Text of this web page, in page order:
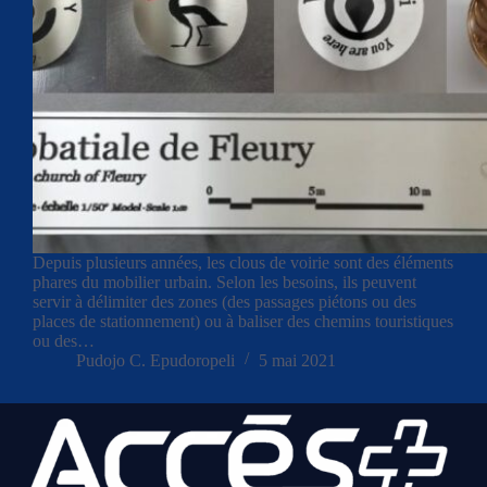
Depuis plusieurs années, les clous de voirie sont des éléments
phares du mobilier urbain. Selon les besoins, ils peuvent
servir à délimiter des zones (des passages piétons ou des
places de stationnement) ou à baliser des chemins touristiques
ou des…
Pudojo C. Epudoropeli
5 mai 2021